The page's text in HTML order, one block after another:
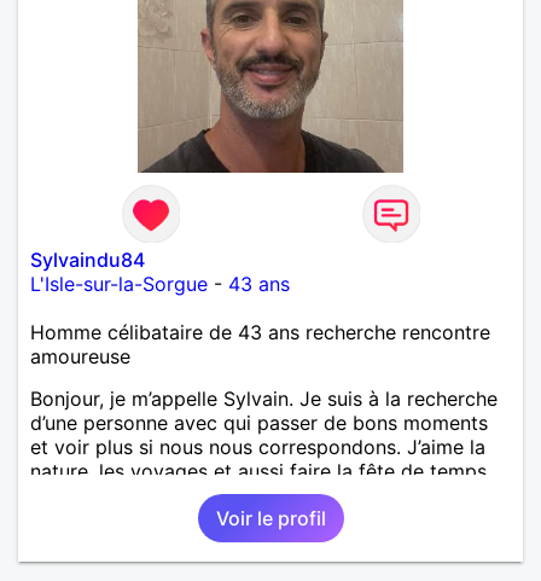
Sylvaindu84
L'Isle-sur-la-Sorgue - 43 ans
Homme célibataire de 43 ans recherche rencontre
amoureuse
Bonjour, je m’appelle Sylvain. Je suis à la recherche
d’une personne avec qui passer de bons moments
et voir plus si nous nous correspondons. J’aime la
nature, les voyages et aussi faire la fête de temps
en temps ;-)Je suis papa d’un petit garçon de 7 ans
dont je m’occupe en garde alternée. J’aime à peu
près tous les styles de musique. (Oui je suis pas
trop fan de Jul). Je fais du sport pour garder la
Voir le profil